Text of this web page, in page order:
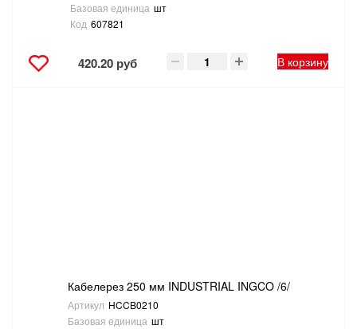
Базовая единица шт
Код 607821
420.20 руб В корзину
Кабелерез 250 мм INDUSTRIAL INGCO /6/
Артикул HCCB0210
Базовая единица шт